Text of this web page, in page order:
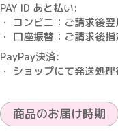
PAY ID あと払い:
・ コンビニ：ご請求後
・ 口座振替：ご請求後
PayPay決済:
・ ショップにて発送処
商品のお届け時期